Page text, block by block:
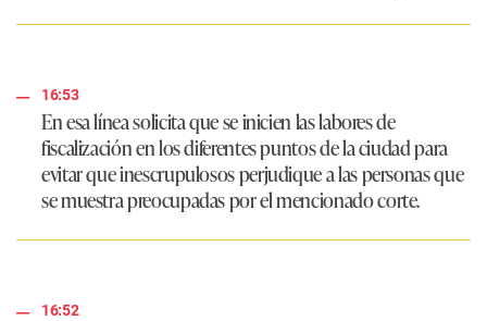
16:53
En esa línea solicita que se inicien las labores de
fiscalización en los diferentes puntos de la ciudad para
evitar que inescrupulosos perjudique a las personas que
se muestra preocupadas por el mencionado corte.
16:52